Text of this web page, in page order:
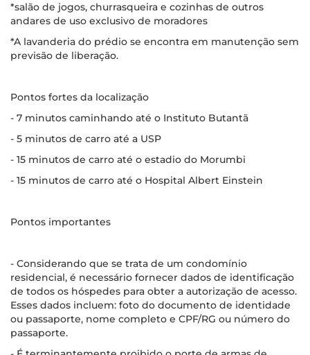
*salão de jogos, churrasqueira e cozinhas de outros
andares de uso exclusivo de moradores
*A lavanderia do prédio se encontra em manutenção sem
previsão de liberação.
Pontos fortes da localização
- 7 minutos caminhando até o Instituto Butantã
- 5 minutos de carro até a USP
- 15 minutos de carro até o estadio do Morumbi
- 15 minutos de carro até o Hospital Albert Einstein
Pontos importantes
- Considerando que se trata de um condomínio
residencial, é necessário fornecer dados de identificação
de todos os hóspedes para obter a autorização de acesso.
Esses dados incluem: foto do documento de identidade
ou passaporte, nome completo e CPF/RG ou número do
passaporte.